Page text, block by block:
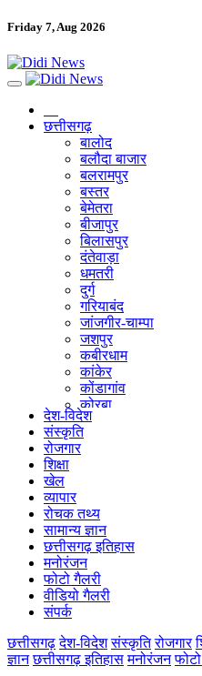
Friday 7, Aug 2026
छत्तीसगढ़
बालोद
बलौदा बाजार
बलरामपुर
बस्तर
बेमेतरा
बीजापुर
बिलासपुर
दंतेवाड़ा
धमतरी
दुर्ग
गरियाबंद
जांजगीर-चाम्पा
जशपुर
कबीरधाम
कांकेर
कोंडागांव
कोरबा
कोरिया
महासमुंद
मुंगेली
राजनांदगांव
सुकमा
सूरजपुर
सरगुजा
गौरेला पेंड्रा मरवाही
खैरागढ़-छुईखदान-गंडई
सारंगढ़-बिलाईगढ़
मनेन्द्रगढ़ – चिरिमिरी
सक्ति
देश-विदेश
संस्कृति
रोजगार
शिक्षा
खेल
व्यापार
रोचक तथ्य
सामान्य ज्ञान
छत्तीसगढ़ इतिहास
मनोरंजन
फोटो गैलरी
वीडियो गैलरी
संपर्क
छत्तीसगढ़ देश-विदेश संस्कृति रोजगार
ज्ञान छत्तीसगढ़ इतिहास मनोरंजन